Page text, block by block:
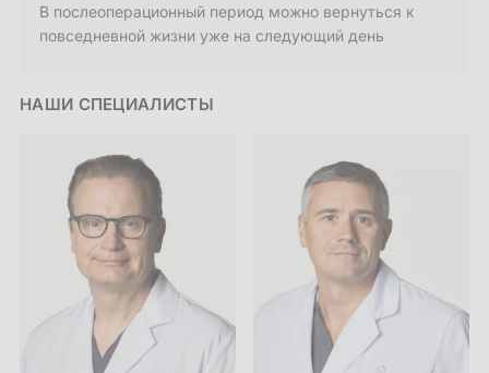
В послеоперационный период можно вернуться к
повседневной жизни уже на следующий день
НАШИ СПЕЦИАЛИСТЫ